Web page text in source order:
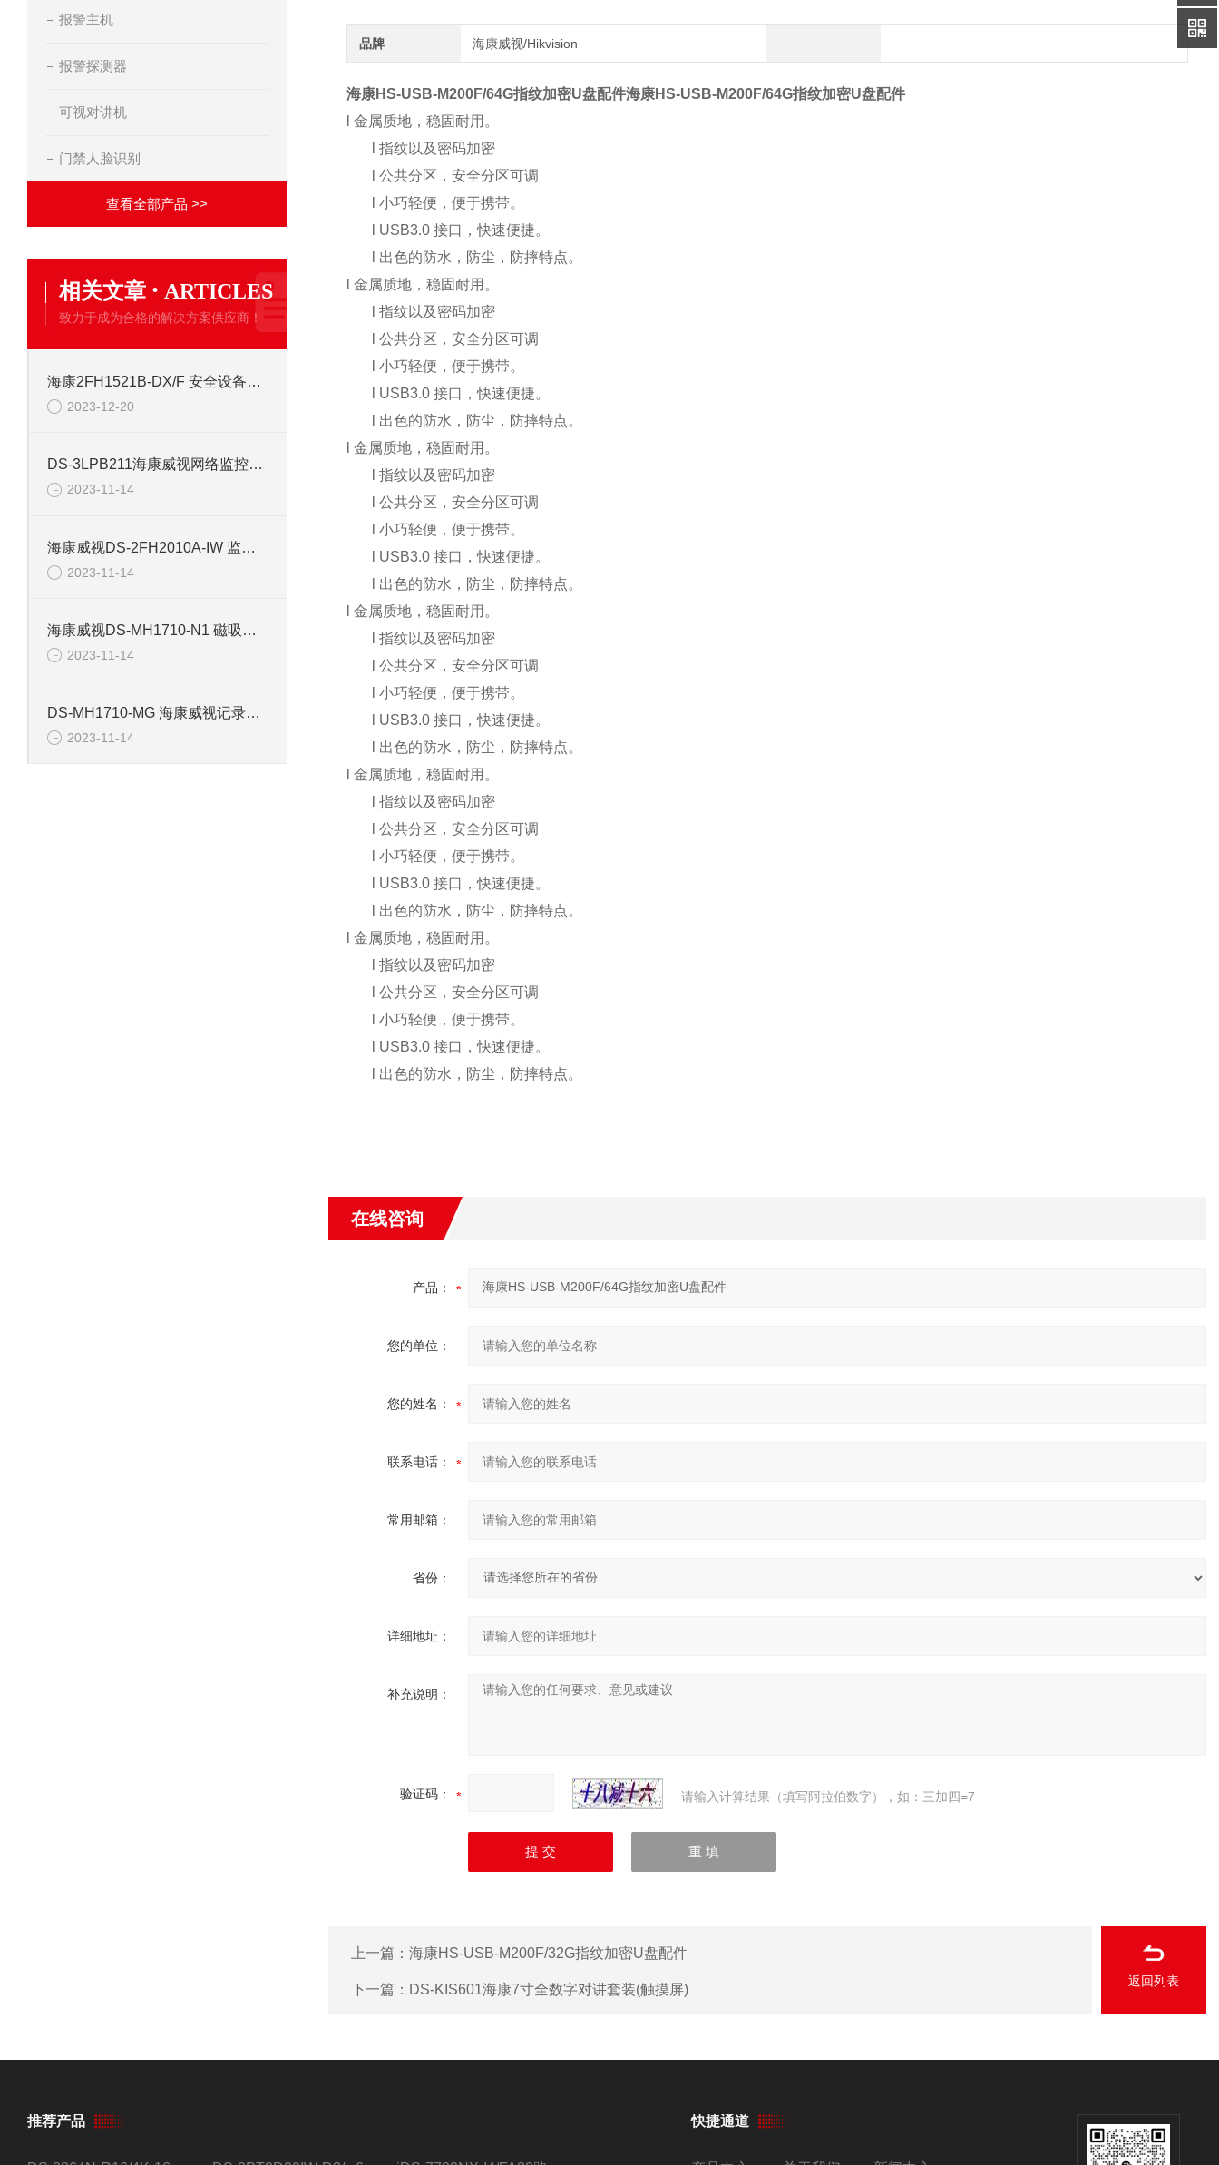
报警主机
报警探测器
可视对讲机
门禁人脸识别
查看全部产品 >>
相关文章 · ARTICLES
致力于成为合格的解决方案供应商！
海康2FH1521B-DX/F 安全设备配件安防
2023-12-20
DS-3LPB211海康威视网络监控安防配件
2023-11-14
海康威视DS-2FH2010A-IW 监控摄像机配件
2023-11-14
海康威视DS-MH1710-N1 磁吸背夹记录仪配件
2023-11-14
DS-MH1710-MG 海康威视记录仪磁吸背夹配件
2023-11-14
品牌 海康威视/Hikvision
海康HS-USB-M200F/64G指纹加密U盘配件海康HS-USB-M200F/64G指纹加密U盘配件
金属质地，稳固耐用。
指纹以及密码加密
公共分区，安全分区可调
小巧轻便，便于携带。
USB3.0 接口，快速便捷。
出色的防水，防尘，防摔特点。
金属质地，稳固耐用。
指纹以及密码加密
公共分区，安全分区可调
小巧轻便，便于携带。
USB3.0 接口，快速便捷。
出色的防水，防尘，防摔特点。
金属质地，稳固耐用。
指纹以及密码加密
公共分区，安全分区可调
小巧轻便，便于携带。
USB3.0 接口，快速便捷。
出色的防水，防尘，防摔特点。
金属质地，稳固耐用。
指纹以及密码加密
公共分区，安全分区可调
小巧轻便，便于携带。
USB3.0 接口，快速便捷。
出色的防水，防尘，防摔特点。
金属质地，稳固耐用。
指纹以及密码加密
公共分区，安全分区可调
小巧轻便，便于携带。
USB3.0 接口，快速便捷。
出色的防水，防尘，防摔特点。
金属质地，稳固耐用。
指纹以及密码加密
公共分区，安全分区可调
小巧轻便，便于携带。
USB3.0 接口，快速便捷。
出色的防水，防尘，防摔特点。
在线咨询
产品：
您的单位：
您的姓名：
联系电话：
常用邮箱：
省份：
详细地址：
补充说明：
验证码： 请输入计算结果（填写阿拉伯数字），如：三加四=7
上一篇： 海康HS-USB-M200F/32G指纹加密U盘配件
下一篇： DS-KIS601海康7寸全数字对讲套装(触摸屏)
返回列表
推荐产品 快捷通道